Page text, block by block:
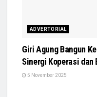
ADVERTORIAL
Giri Agung Bangun
Sinergi Koperasi dan
5 November 2025